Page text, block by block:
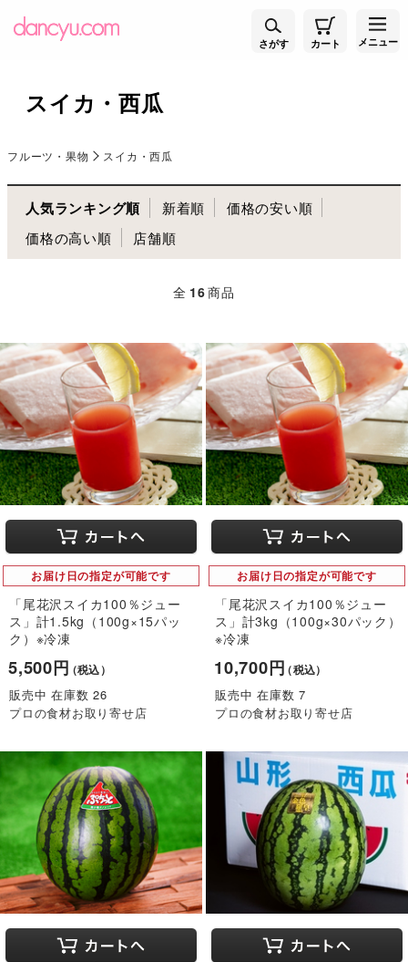
さがす カート メニュー
スイカ・西瓜
フルーツ・果物 スイカ・西瓜
人気ランキング順 新着順
価格の安い順
価格の高い順
店舗順
全 16商品
お届け日の指定が可能です
「尾花沢スイカ100％ジュー
ス」計1.5kg（100g×15パッ
ク）※冷凍
5,500円（税込）
販売中 在庫数 26
プロの食材お取り寄せ店
お届け日の指定が可能です
「尾花沢スイカ100％ジュー
ス」計3kg（100g×30パック）
※冷凍
10,700円（税込）
販売中 在庫数 7
プロの食材お取り寄せ店